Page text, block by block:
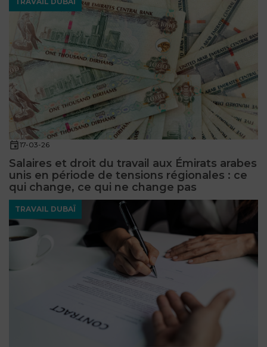
17-03-26
Salaires et droit du travail aux Émirats arabes
unis en période de tensions régionales : ce
qui change, ce qui ne change pas
TRAVAIL DUBAÏ